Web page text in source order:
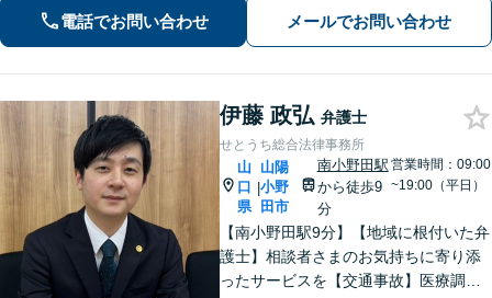
使わず分かりやすい言葉で説明するこ
とを心がけています。お気軽にご相談
電話でお問い合わせ メールでお問い合わせ
伊藤 政弘 弁護士
せとうち総合法律事務所
山
口
県
|
山陽
小野
田市
南小野田駅
から徒歩9
分
営業時間：09:00
~19:00（平日）
【南小野田駅9分】【地域に根付いた弁
護士】相談者さまのお気持ちに寄り添
ったサービスを【交通事故】医療調査